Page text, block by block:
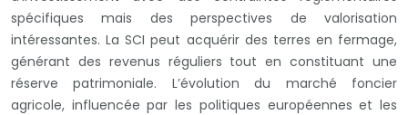
spécifiques mais des perspectives de valorisation
intéressantes. La SCI peut acquérir des terres en fermage,
générant des revenus réguliers tout en constituant une
réserve patrimoniale. L’évolution du marché foncier
agricole, influencée par les politiques européennes et les